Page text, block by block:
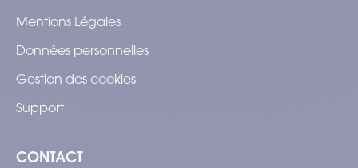
Mentions Légales
Données personnelles
Gestion des cookies
Support
CONTACT